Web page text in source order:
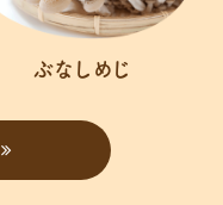
ぶなしめじ